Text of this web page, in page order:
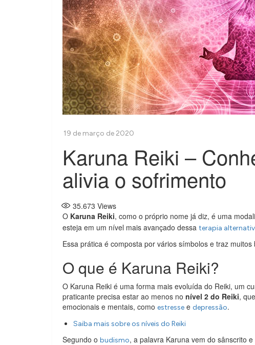
Karuna Reiki –
alivia o sofrimento
35.673 Views
O Karuna Reiki, como o próprio nome já diz, é uma
esteja em um nível mais avançado dessa terapia
Essa prática é composta por vários símbolos e traz
O que é Karuna Reiki?
O Karuna Reiki é uma forma mais evoluída do Reiki, um
praticante precisa estar ao menos no nível 2 do Reiki,
emocionais e mentais, como estresse e depressão.
Saiba mais sobre os níveis do Reiki
Segundo o budismo, a palavra Karuna vem do sânscrito